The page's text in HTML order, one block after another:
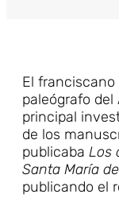
El franciscano
paleógrafo del
principal
de los
publicaba Los
Santa María
publicando el